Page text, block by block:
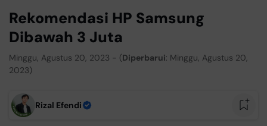
Rekomendasi HP Samsung
Dibawah 3 Juta
Minggu, Agustus 20, 2023 - (Diperbarui: Minggu, Agustus 20,
2023)
Rizal Efendi